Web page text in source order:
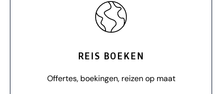
REIS BOEKEN
Offertes, boekingen, reizen op maat